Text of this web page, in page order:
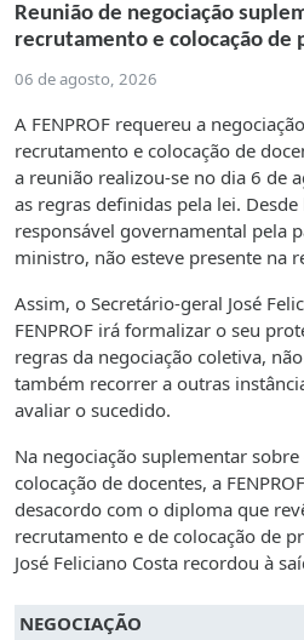
Reunião de negociação
recrutamento e colocação de
06 de agosto, 2026
A FENPROF requereu a
recrutamento e colocação de
a reunião realizou-se no dia 6 de
as regras definidas pela lei.
responsável governamental pela
ministro, não esteve presente na
Assim, o Secretário-geral José
FENPROF irá formalizar o seu
regras da negociação coletiva,
também recorrer a outras
avaliar o sucedido.
Na negociação suplementar
colocação de docentes, a
desacordo com o diploma que
recrutamento e de colocação de
José Feliciano Costa recordou à
NEGOCIAÇÃO